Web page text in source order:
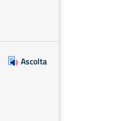
Ascolta